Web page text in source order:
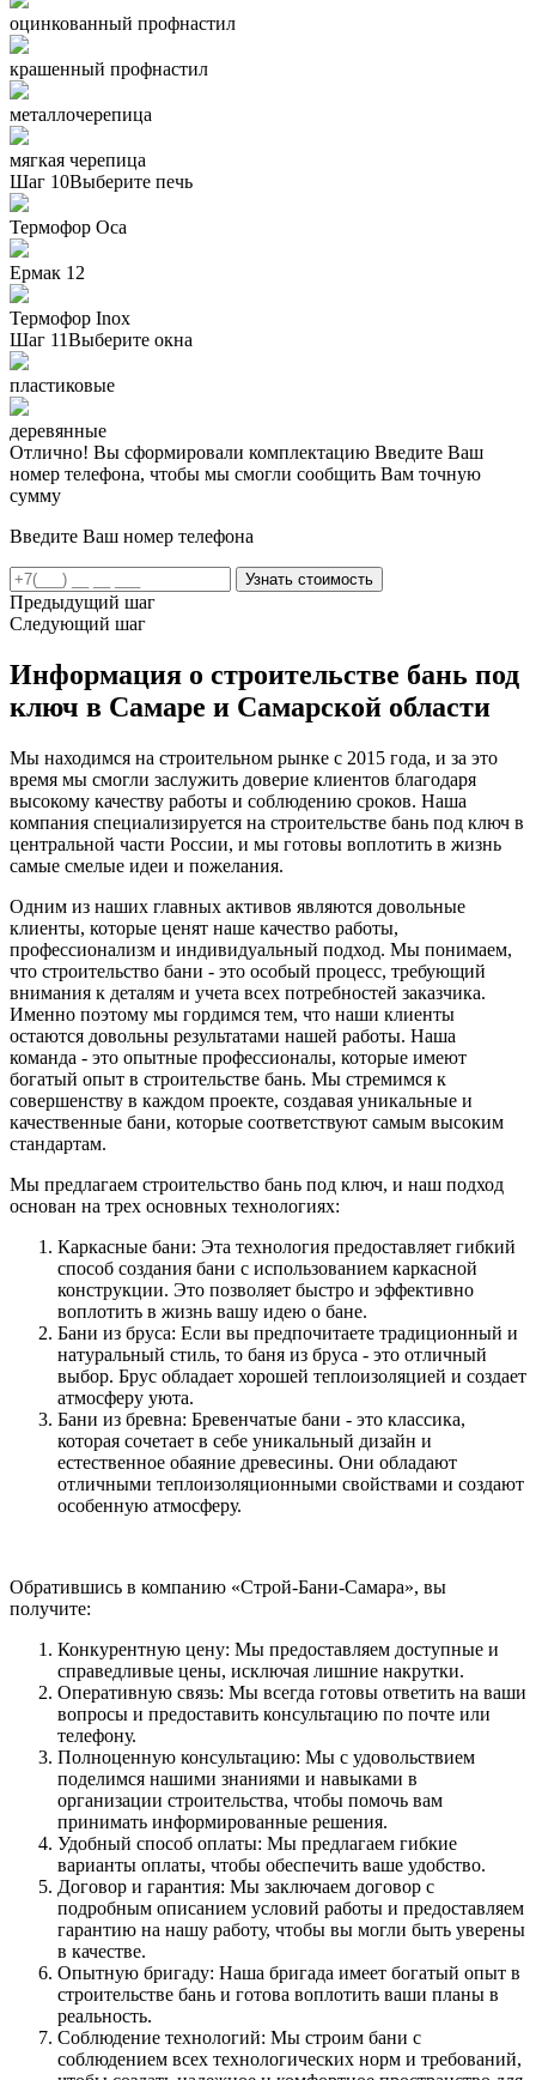
оцинкованный профнастил
крашенный профнастил
металлочерепица
мягкая черепица
Шаг 10Выберите печь
Термофор Oса
Ермак 12
Термофор Inox
Шаг 11Выберите окна
пластиковые
деревянные
Отлично! Вы сформировали комплектацию Введите Ваш
номер телефона, чтобы мы смогли сообщить Вам точную
сумму
Введите Ваш номер телефона
Предыдущий шаг
Следующий шаг
Информация о строительстве бань под
ключ в Самаре и Самарской области
Мы находимся на строительном рынке с 2015 года, и за это
время мы смогли заслужить доверие клиентов благодаря
высокому качеству работы и соблюдению сроков. Наша
компания специализируется на строительстве бань под ключ в
центральной части России, и мы готовы воплотить в жизнь
самые смелые идеи и пожелания.
Одним из наших главных активов являются довольные
клиенты, которые ценят наше качество работы,
профессионализм и индивидуальный подход. Мы понимаем,
что строительство бани - это особый процесс, требующий
внимания к деталям и учета всех потребностей заказчика.
Именно поэтому мы гордимся тем, что наши клиенты
остаются довольны результатами нашей работы. Наша
команда - это опытные профессионалы, которые имеют
богатый опыт в строительстве бань. Мы стремимся к
совершенству в каждом проекте, создавая уникальные и
качественные бани, которые соответствуют самым высоким
стандартам.
Мы предлагаем строительство бань под ключ, и наш подход
основан на трех основных технологиях:
Каркасные бани: Эта технология предоставляет гибкий
способ создания бани с использованием каркасной
конструкции. Это позволяет быстро и эффективно
воплотить в жизнь вашу идею о бане.
Бани из бруса: Если вы предпочитаете традиционный и
натуральный стиль, то баня из бруса - это отличный
выбор. Брус обладает хорошей теплоизоляцией и создает
атмосферу уюта.
Бани из бревна: Бревенчатые бани - это классика,
которая сочетает в себе уникальный дизайн и
естественное обаяние древесины. Они обладают
отличными теплоизоляционными свойствами и создают
особенную атмосферу.
Обратившись в компанию «Строй-Бани-Самара», вы
получите:
Конкурентную цену: Мы предоставляем доступные и
справедливые цены, исключая лишние накрутки.
Оперативную связь: Мы всегда готовы ответить на ваши
вопросы и предоставить консультацию по почте или
телефону.
Полноценную консультацию: Мы с удовольствием
поделимся нашими знаниями и навыками в
организации строительства, чтобы помочь вам
принимать информированные решения.
Удобный способ оплаты: Мы предлагаем гибкие
варианты оплаты, чтобы обеспечить ваше удобство.
Договор и гарантия: Мы заключаем договор с
подробным описанием условий работы и предоставляем
гарантию на нашу работу, чтобы вы могли быть уверены
в качестве.
Опытную бригаду: Наша бригада имеет богатый опыт в
строительстве бань и готова воплотить ваши планы в
реальность.
Соблюдение технологий: Мы строим бани с
соблюдением всех технологических норм и требований,